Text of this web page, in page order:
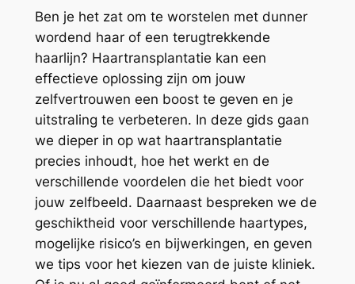
Ben je het zat om te worstelen met dunner
wordend haar of een terugtrekkende
haarlijn? Haartransplantatie kan een
effectieve oplossing zijn om jouw
zelfvertrouwen een boost te geven en je
uitstraling te verbeteren. In deze gids gaan
we dieper in op wat haartransplantatie
precies inhoudt, hoe het werkt en de
verschillende voordelen die het biedt voor
jouw zelfbeeld. Daarnaast bespreken we de
geschiktheid voor verschillende haartypes,
mogelijke risico’s en bijwerkingen, en geven
we tips voor het kiezen van de juiste kliniek.